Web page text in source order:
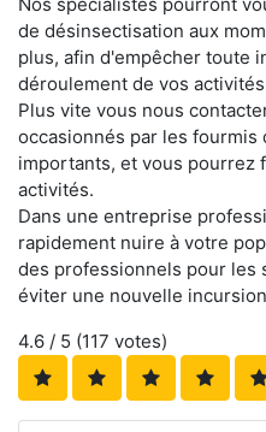
Nos spécialistes pourront
de désinsectisation aux
plus, afin d'empêcher toute
déroulement de vos
Plus vite vous nous
occasionnés par les
importants, et vous pourrez
activités.
Dans une entreprise
rapidement nuire à votre
des professionnels pour les
éviter une nouvelle
4.6 / 5 (117 votes)